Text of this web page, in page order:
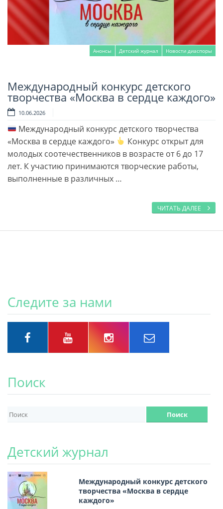
Анонсы Детский журнал Новости диаспоры
Читать далее
Международный конкурс детского
творчества «Москва в сердце каждого»
10.06.2026
Международный конкурс детского творчества
«Москва в сердце каждого»
Конкурс открыт для
молодых соотечественников в возрасте от 6 до 17
лет. К участию принимаются творческие работы,
выполненные в различных …
ЧИТАТЬ ДАЛЕЕ
Следите за нами
Поиск
Детский журнал
Международный конкурс детского
творчества «Москва в сердце
каждого»